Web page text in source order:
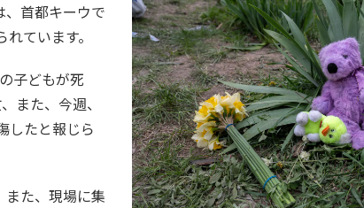
、首都キーウで
ています。
子どもが死
また、今週、
したと報じら
また、現場に集